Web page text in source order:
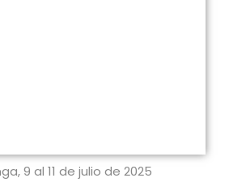
9 al 11 de julio de 2025